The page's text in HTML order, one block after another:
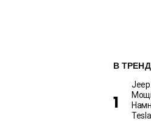
В
Tesla